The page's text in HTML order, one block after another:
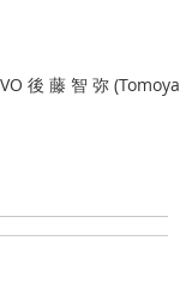
後 藤 智 弥 (Tomoya